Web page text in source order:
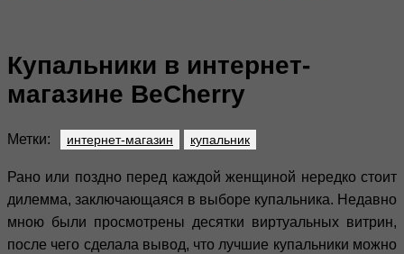
Купальники в интернет-
магазине BeCherry
Метки: интернет-магазин купальник
Рано или поздно перед каждой женщиной нередко стоит
дилемма, заключающаяся в выборе купальника. Недавно
мною были просмотрены десятки виртуальных витрин,
после чего сделала вывод, что лучшие купальники можно